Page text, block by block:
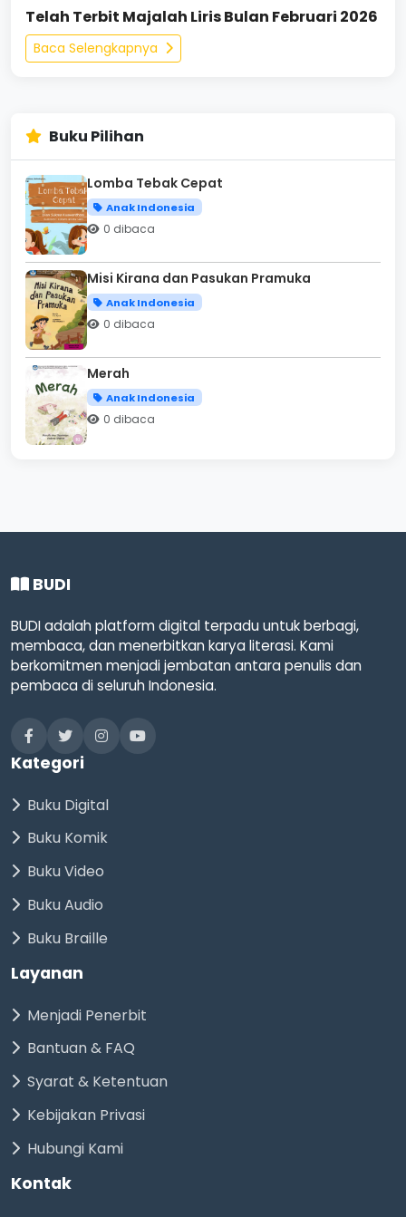
Telah Terbit Majalah Liris Bulan Februari 2026
Baca Selengkapnya
Buku Pilihan
Lomba Tebak Cepat
Anak Indonesia
0 dibaca
Misi Kirana dan Pasukan Pramuka
Anak Indonesia
0 dibaca
Merah
Anak Indonesia
0 dibaca
BUDI
BUDI adalah platform digital terpadu untuk berbagi,
membaca, dan menerbitkan karya literasi. Kami
berkomitmen menjadi jembatan antara penulis dan
pembaca di seluruh Indonesia.
Kategori
Buku Digital
Buku Komik
Buku Video
Buku Audio
Buku Braille
Layanan
Menjadi Penerbit
Bantuan & FAQ
Syarat & Ketentuan
Kebijakan Privasi
Hubungi Kami
Kontak